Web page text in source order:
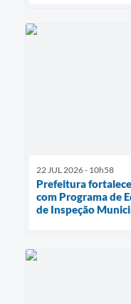
22 JUL 2026 - 10h58
Prefeitura
com Programa de
de Inspeção